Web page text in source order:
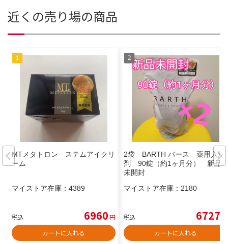
近くの売り場の商品
MTメタトロン ステムアイクリ
ーム
マイストア在庫： 4389
税込 6960円
カートに入れる
2袋 BARTH バース 薬用入浴
剤 90錠（約1ヶ月分） 新品
未開封
マイストア在庫： 2180
税込 6727
カートに入れる